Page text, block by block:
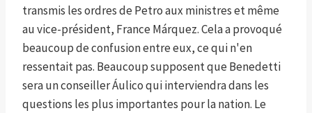
transmis les ordres de Petro aux ministres et même
au vice-président, France Márquez. Cela a provoqué
beaucoup de confusion entre eux, ce qui n'en
ressentait pas. Beaucoup supposent que Benedetti
sera un conseiller Áulico qui interviendra dans les
questions les plus importantes pour la nation. Le